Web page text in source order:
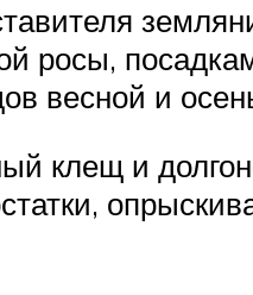
росы,
весной и
клещ и